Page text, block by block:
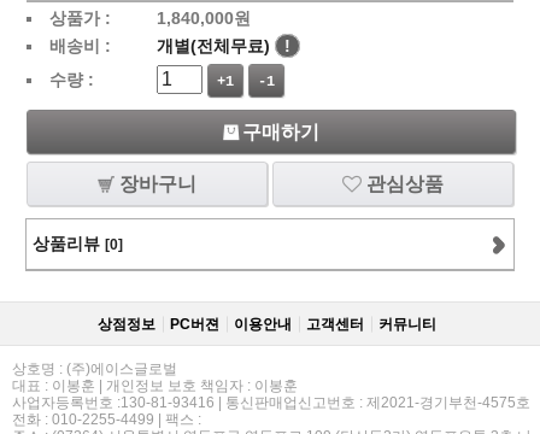
상품가 : 1,840,000원
배송비 :
개별(전체무료)
!
수량 :
+1 -1
구매하기
장바구니 관심상품
상품리뷰 [0]
상점정보 PC버젼 이용안내 고객센터 커뮤니티
상호명 : (주)에이스글로벌
대표 : 이봉훈 | 개인정보 보호 책임자 : 이봉훈
사업자등록번호 :130-81-93416 | 통신판매업신고번호 : 제2021-경기부천-4575호
전화 : 010-2255-4499 | 팩스 :